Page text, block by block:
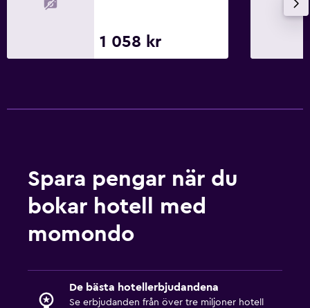
1 058 kr
Spara pengar när du
bokar hotell med
momondo
De bästa hotellerbjudandena
Se erbjudanden från över tre miljoner hotell